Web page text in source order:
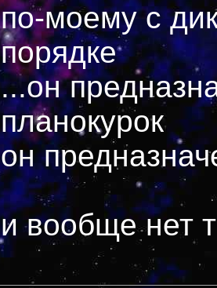
по-моему с
порядке
...он
планокурок
он
и вообще нет